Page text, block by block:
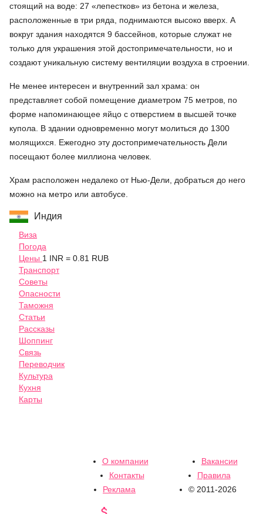
стоящий на воде: 27 «лепестков» из бетона и железа,
расположенные в три ряда, поднимаются высоко вверх. А
вокруг здания находятся 9 бассейнов, которые служат не
только для украшения этой достопримечательности, но и
создают уникальную систему вентиляции воздуха в строении.
Не менее интересен и внутренний зал храма: он
представляет собой помещение диаметром 75 метров, по
форме напоминающее яйцо с отверстием в высшей точке
купола. В здании одновременно могут молиться до 1300
молящихся. Ежегодно эту достопримечательность Дели
посещают более миллиона человек.
Храм расположен недалеко от Нью-Дели, добраться до него
можно на метро или автобусе.
Индия
Виза
Погода
Цены 1 INR = 0.81 RUB
Транспорт
Советы
Опасности
Таможня
Статьи
Рассказы
Шоппинг
Связь
Переводчик
Культура
Кухня
Карты
О компании
Вакансии
Контакты
Правила
Реклама
© 2011-2026